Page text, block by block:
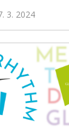
3. 2024